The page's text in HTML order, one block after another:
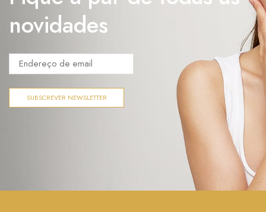
novidades